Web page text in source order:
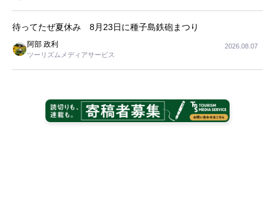
待ってたぜ夏休み 8月23日に種子島鉄砲まつり
阿部 政利
ツーリズムメディアサービス
2026.08.07